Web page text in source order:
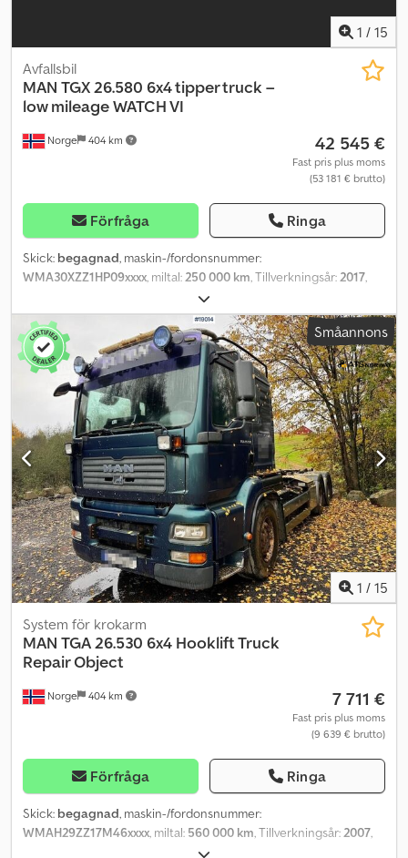
1 / 15
Norge 404 km
Avfallsbil
MAN TGX 26.580 6x4 tipper truck –
low mileage WATCH VI
42 545 €
Fast pris plus moms
(53 181 € brutto)
Förfråga Ringa
Skick: begagnad, maskin-/fordonsnummer:
WMA30XZZ1HP09xxxx , miltal: 250 000 km , Tillverkningsår: 2017
Vänligen ange referensnummer vid förfrågan: 22890
Specifikationer: Årsmodell: 2017 Mätarställning: 250 000 km
Växellåda: Automat Motorbroms Fjädring: stål fram, luft bak
Tipperbyggnation (se bilder) Hjulbas: 330 cm 6x4 Dragkrok VBG-
koppling Euro 6 – 581 hk Däck (se bilder) Säng Radio
Klimatanläggning/AC Ljusbalk Extraljus Video finns Omedelbart
tillgänglig Beskrivning: MAN TGX 26.580 6x4 tipper från 2017.
Omedelbart driftklar. Endast 250 000 km körda. Km: 250000 HK:
580 Besiktad: Ja Crodpfx Ajzqrghom Rsf EU-godkänd till: 2026-10-
21 Egenvikt: 13 500 kg Totalvikt: 28 000 kg Lastkapacitet: 14 425 kg
Bredd: 255 cm Längd: 752 cm Euro: 6 Modell: TGX 26.580 6x4
tipper. Låg körsträcka. SE VIDEO Växellåda: Automat = Mer
information = Kontakta ATS Norway för mer information.
Småannons
1 / 15
Norge 404 km
System för krokarm
MAN TGA 26.530 6x4 Hooklift Truck
Repair Object
7 711 €
Fast pris plus moms
(9 639 € brutto)
Förfråga Ringa
Skick: begagnad, maskin-/fordonsnummer:
WMAH29ZZ17M46xxxx, miltal: 560 000 km, Tillverkningsår:2007,
Vänligen ange referensnummern vid förfrågan: 19014 Tekniska